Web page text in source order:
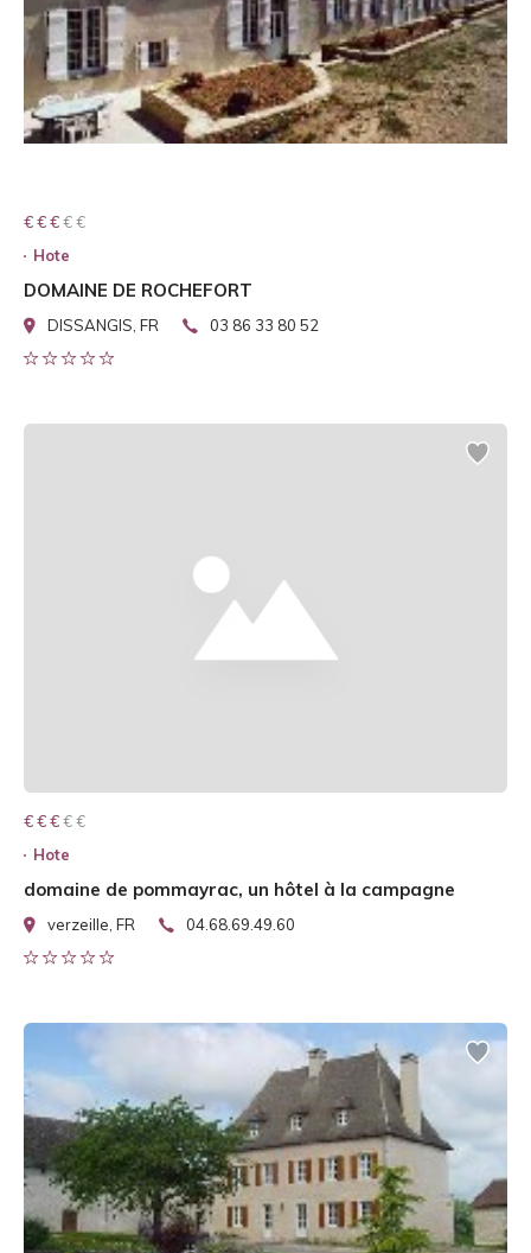
€ € € € €
€ € €
Hote
DOMAINE DE ROCHEFORT
DISSANGIS, FR 03 86 33 80 52
€ € € € €
€ € €
Hote
domaine de pommayrac, un hôtel à la campagne
verzeille, FR 04.68.69.49.60